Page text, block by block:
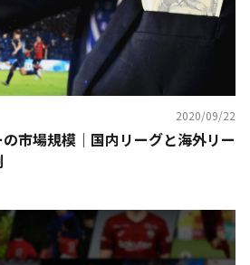
2020/09/22
市場規模｜国内リーグと海外リー